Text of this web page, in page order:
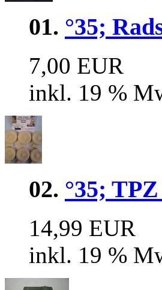
01. °35;
7,00 EUR
inkl. 19 %
02. °35;
14,99 EUR
inkl. 19 %